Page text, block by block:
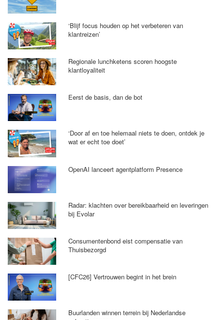
‘Blijf focus houden op het verbeteren van
klantreizen’
Regionale lunchketens scoren hoogste
klantloyaliteit
Eerst de basis, dan de bot
‘Door af en toe helemaal niets te doen, ontdek je
wat er echt toe doet’
OpenAI lanceert agentplatform Presence
Radar: klachten over bereikbaarheid en leveringen
bij Evolar
Consumentenbond eist compensatie van
Thuisbezorgd
[CFC26] Vertrouwen begint in het brein
Buurlanden winnen terrein bij Nederlandse